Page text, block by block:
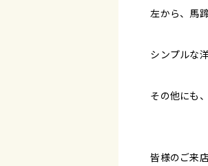
左から、馬
シンプルな
その他にも
皆様のご来